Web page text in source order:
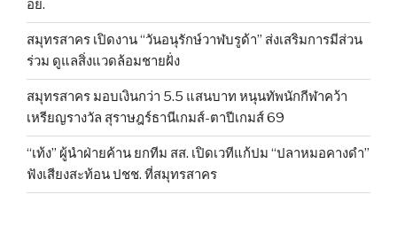
อย.
สมุทรสาคร เปิดงาน “วันอนุรักษ์วาฬบรูด้า” ส่งเสริมการมีส่วน
ร่วม ดูแลสิ่งแวดล้อมชายฝั่ง
สมุทรสาคร มอบเงินกว่า 5.5 แสนบาท หนุนทัพนักกีฬาคว้า
เหรียญรางวัล สุราษฎร์ธานีเกมส์-ตาปีเกมส์ 69
“เท้ง” ผู้นำฝ่ายค้าน ยกทีม สส. เปิดเวทีแก้ปม “ปลาหมอคางดำ”
ฟังเสียงสะท้อน ปชช. ที่สมุทรสาคร